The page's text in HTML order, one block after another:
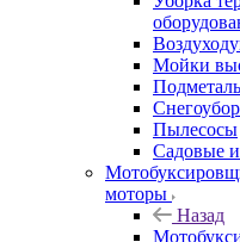
Мойки
Пылесосы
Садовые
моторы
Назад